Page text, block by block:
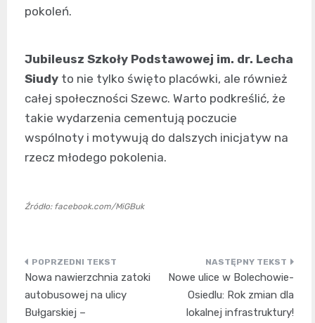
pokoleń.
Jubileusz Szkoły Podstawowej im. dr. Lecha
Siudy to nie tylko święto placówki, ale również
całej społeczności Szewc. Warto podkreślić, że
takie wydarzenia cementują poczucie
wspólnoty i motywują do dalszych inicjatyw na
rzecz młodego pokolenia.
Źródło: facebook.com/MiGBuk
Nawigacja
wpisu
Nowa nawierzchnia zatoki
autobusowej na ulicy
Bułgarskiej –
Nowe ulice w Bolechowie-
Osiedlu: Rok zmian dla
lokalnej infrastruktury!